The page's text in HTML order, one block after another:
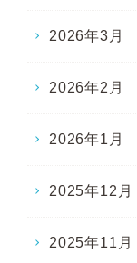
2026年3月
2026年2月
2026年1月
2025年12月
2025年11月